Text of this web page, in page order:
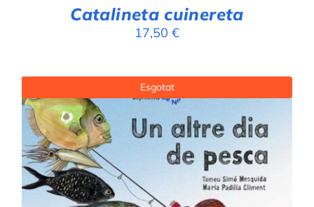
Catalineta cuinereta
17,50 €
Esgotat